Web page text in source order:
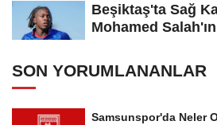
Beşiktaş'ta Sağ
Mohamed
SON YORUMLANANLAR
Samsunspor'da Neler